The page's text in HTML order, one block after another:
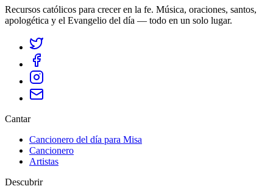
Recursos católicos para crecer en la fe. Música, oraciones, santos,
apologética y el Evangelio del día — todo en un solo lugar.
Cantar
Cancionero del día para Misa
Cancionero
Artistas
Descubrir